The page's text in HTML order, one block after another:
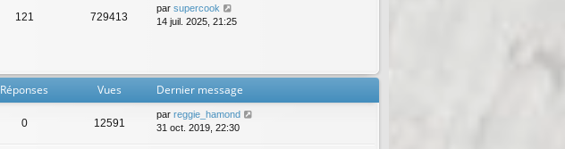
121 729413
par supercook
14 juil. 2025, 21:25
Réponses Vues Dernier message
0 12591
par reggie_hamond
31 oct. 2019, 22:30